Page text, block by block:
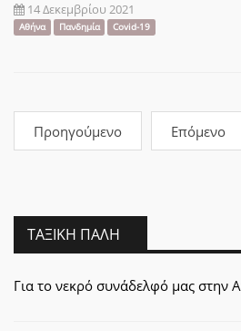
14 Δεκεμβρίου 2021
Αθήνα Πανδημία Covid-19
Προηγούμενο Επόμενο
ΤΑΞΙΚΉ ΠΆΛΗ
Για το νεκρό συνάδελφό μας στην